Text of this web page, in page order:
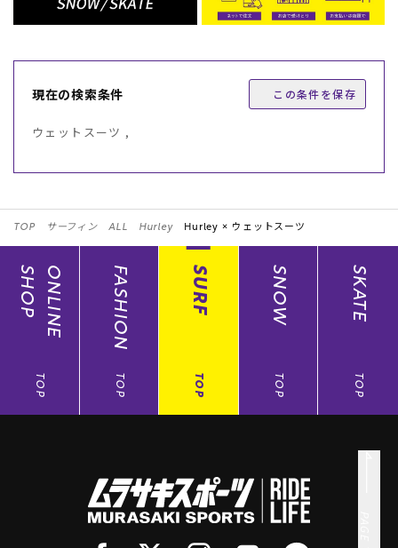
現在の検索条件 この条件を保存
ウェットスーツ ,
TOP サーフィン ALL Hurley Hurley × ウェットスーツ
ONLINE
SHOP
TOP
FASHION
TOP
SURF
TOP
SNOW
TOP
SKATE
TOP